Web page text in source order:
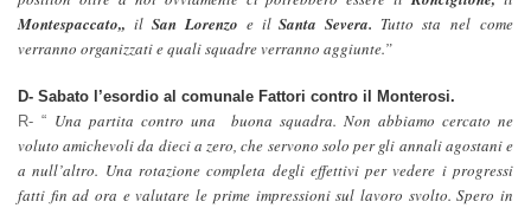
Montespaccato,, il San Lorenzo e ilSanta Severa. Tutto sta nel come
verranno organizzati e quali squadre verranno aggiunte.”
D- Sabato l’esordio al comunale Fattori contro il Monterosi.
R- “ Una partita contro una buona squadra. Non abbiamo cercato ne
voluto amichevoli da dieci a zero, che servono solo per gli annali agostani e
a null’altro. Una rotazione completa degli effettivi per vedere i progressi
fatti fin ad ora e valutare le prime impressioni sul lavoro svolto. Spero in